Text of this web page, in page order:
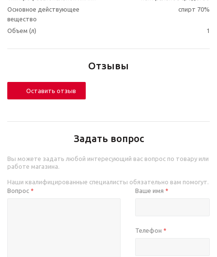
Основное действующее
вещество
спирт 70%
Объем (л) 1
Отзывы
Оставить отзыв
Задать вопрос
Вы можете задать любой интересующий вас вопрос по товару или
работе магазина.
Наши квалифицированные специалисты обязательно вам помогут.
Вопрос * Ваше имя *
Телефон *